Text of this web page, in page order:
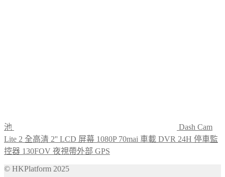
池
Dash Cam
Lite 2 全高清 2'' LCD 屏幕 1080P 70mai 車載 DVR 24H 停車監
控器 130FOV 夜視帶外部 GPS
© HKPlatform 2025